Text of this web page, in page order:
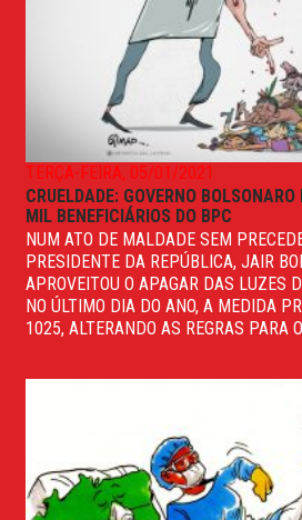
TERÇA-FEIRA, 05/01/2021
CRUELDADE: GOVERNO
MIL BENEFICIÁRIOS DO BPC
NUM ATO DE MALDADE SEM
PRESIDENTE DA REPÚBLICA, JAIR
APROVEITOU O APAGAR DAS LUZES
NO ÚLTIMO DIA DO ANO, A MEDIDA
1025, ALTERANDO AS REGRAS PARA